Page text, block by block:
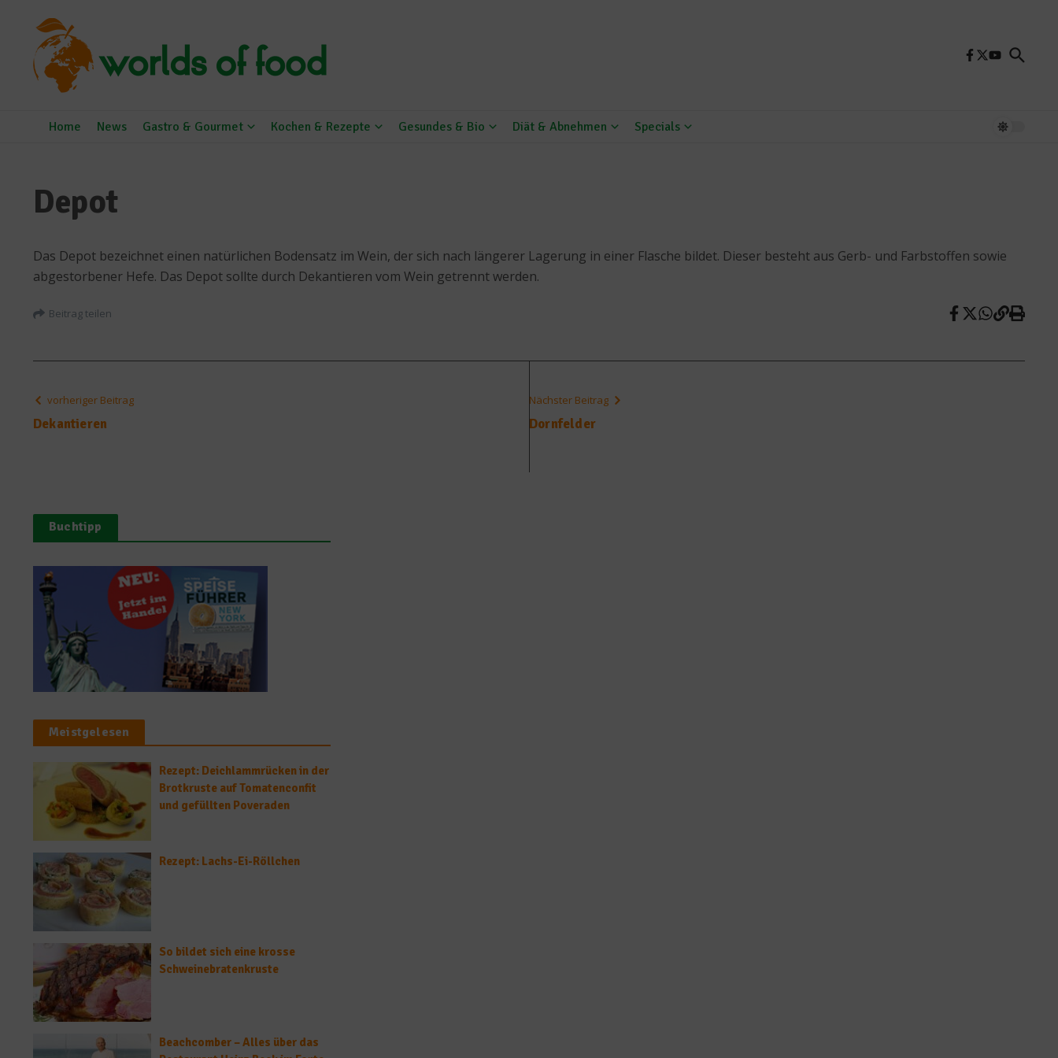
Home News Gastro & Gourmet Kochen & Rezepte Gesundes & Bio Diät & Abnehmen Specials
Depot
Das Depot bezeichnet einen natürlichen Bodensatz im Wein, der sich nach längerer Lagerung in einer Flasche bildet. Dieser besteht aus Gerb- und Farbstoffen sowie
abgestorbener Hefe. Das Depot sollte durch Dekantieren vom Wein getrennt werden.
Beitrag teilen
vorheriger Beitrag
Dekantieren
Nächster Beitrag
Dornfelder
Buchtipp
Meistgelesen
Rezept: Deichlammrücken in der
Brotkruste auf Tomatenconfit
und gefüllten Poveraden
Rezept: Lachs-Ei-Röllchen
So bildet sich eine krosse
Schweinebratenkruste
Beachcomber – Alles über das